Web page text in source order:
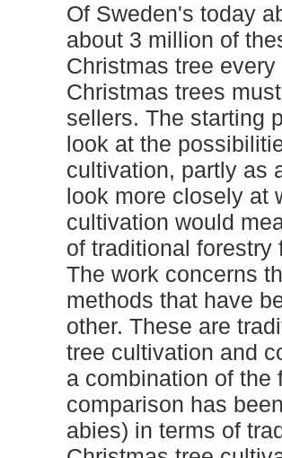
Of Sweden's today
about 3 million of
Christmas tree
Christmas trees
sellers. The starting
look at the
cultivation, partly as
look more closely at
cultivation would
of traditional forestry
The work concerns
methods that have
other. These are
tree cultivation and
a combination of the
comparison has
abies) in terms of